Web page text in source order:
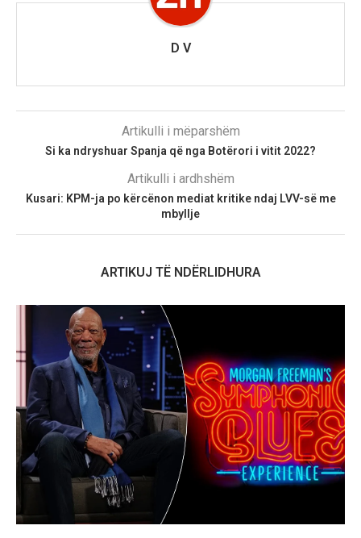
D V
Artikulli i mëparshëm
Si ka ndryshuar Spanja që nga Botërori i vitit 2022?
Artikulli i ardhshëm
Kusari: KPM-ja po kërcënon mediat kritike ndaj LVV-së me
mbyllje
ARTIKUJ TË NDËRLIDHURA